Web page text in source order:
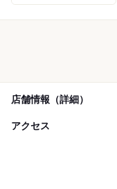
店舗情報（詳細）
アクセス